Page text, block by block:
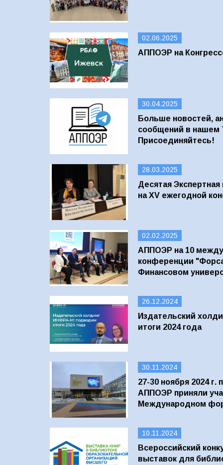
02.06.2025
АППОЭР на
30.04.2025
Больше новостей,
сообщений в нашем
Присоединяйтесь!
28.03.2025
Десятая
на XV ежегодной
02.02.2025
АППОЭР на 10
конференции
Финансовом
26.12.2024
Издательский
итоги 2024 года
30.11.2024
27-30 ноября 2024 г.
АППОЭР приняли
Международном
10.11.2024
Всероссийский
выставок для